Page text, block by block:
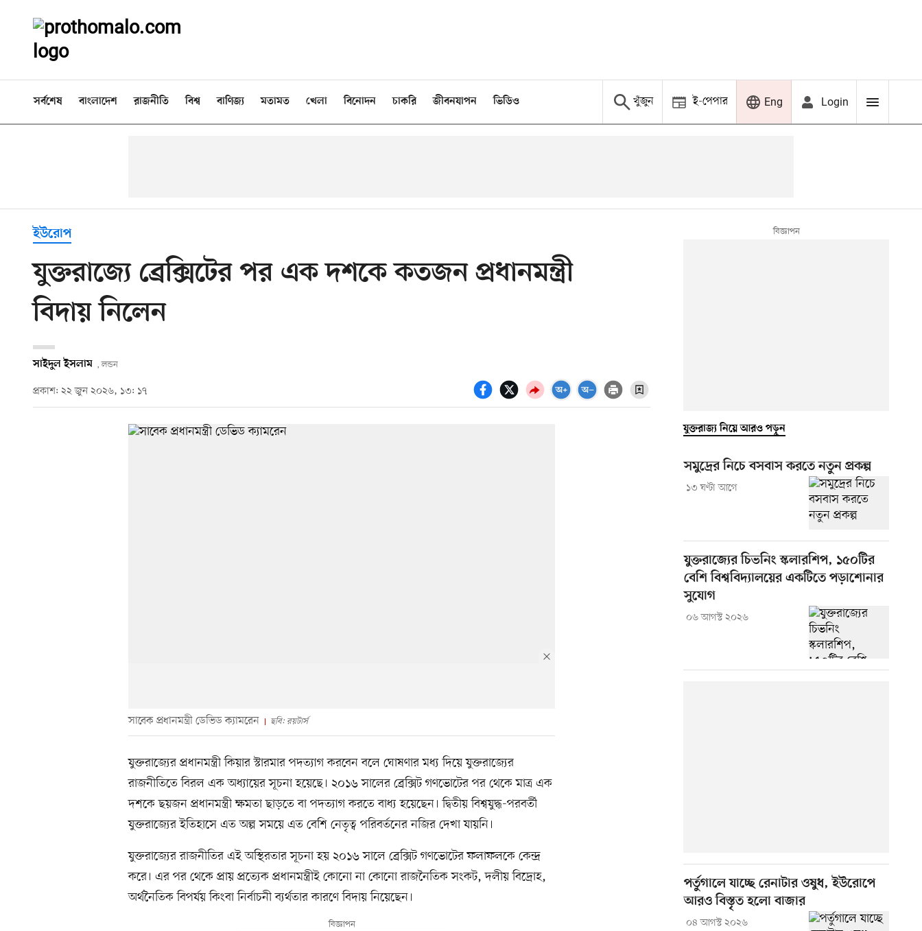
সর্বশেষ বাংলাদেশ রাজনীতি বিশ্ব বাণিজ্য মতামত খেলা বিনোদন চাকরি জীবনযাপন ভিডিও খুঁজুন ই-পেপার Eng Login
ইউরোপ
যুক্তরাজ্যে ব্রেক্সিটের পর এক দশকে কতজন প্রধানমন্ত্রী
বিদায় নিলেন
সাইদুল ইসলাম , লন্ডন
প্রকাশ: ২২ জুন ২০২৬, ১৩: ১৭
সাবেক প্রধানমন্ত্রী ডেভিড ক্যামরেন ছবি: রয়টার্স
যুক্তরাজ্যের প্রধানমন্ত্রী কিয়ার স্টারমার পদত্যাগ করবেন বলে ঘোষণার মধ্য দিয়ে যুক্তরাজ্যের
রাজনীতিতে বিরল এক অধ্যায়ের সূচনা হয়েছে। ২০১৬ সালের ব্রেক্সিট গণভোটের পর থেকে মাত্র এক
দশকে ছয়জন প্রধানমন্ত্রী ক্ষমতা ছাড়তে বা পদত্যাগ করতে বাধ্য হয়েছেন। দ্বিতীয় বিশ্বযুদ্ধ-পরবর্তী
যুক্তরাজ্যের ইতিহাসে এত অল্প সময়ে এত বেশি নেতৃত্ব পরিবর্তনের নজির দেখা যায়নি।
যুক্তরাজ্যের রাজনীতির এই অস্থিরতার সূচনা হয় ২০১৬ সালে ব্রেক্সিট গণভোটের ফলাফলকে কেন্দ্র
করে। এর পর থেকে প্রায় প্রত্যেক প্রধানমন্ত্রীই কোনো না কোনো রাজনৈতিক সংকট, দলীয় বিদ্রোহ,
অর্থনৈতিক বিপর্যয় কিংবা নির্বাচনী ব্যর্থতার কারণে বিদায় নিয়েছেন।
যুক্তরাজ্য নিয়ে আরও পড়ুন
সমুদ্রের নিচে বসবাস করতে নতুন প্রকল্প
১৩ ঘণ্টা আগে
যুক্তরাজ্যের চিভনিং স্কলারশিপ, ১৫০টির
বেশি বিশ্ববিদ্যালয়ের একটিতে পড়াশোনার
সুযোগ
০৬ আগস্ট ২০২৬
পর্তুগালে যাচ্ছে রেনাটার ওষুধ, ইউরোপে
আরও বিস্তৃত হলো বাজার
০৪ আগস্ট ২০২৬